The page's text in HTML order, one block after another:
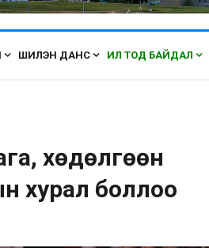
ШИЛЭН ДАНС ИЛ ТОД БАЙДАЛ
хөдөлгөөн
хурал боллоо